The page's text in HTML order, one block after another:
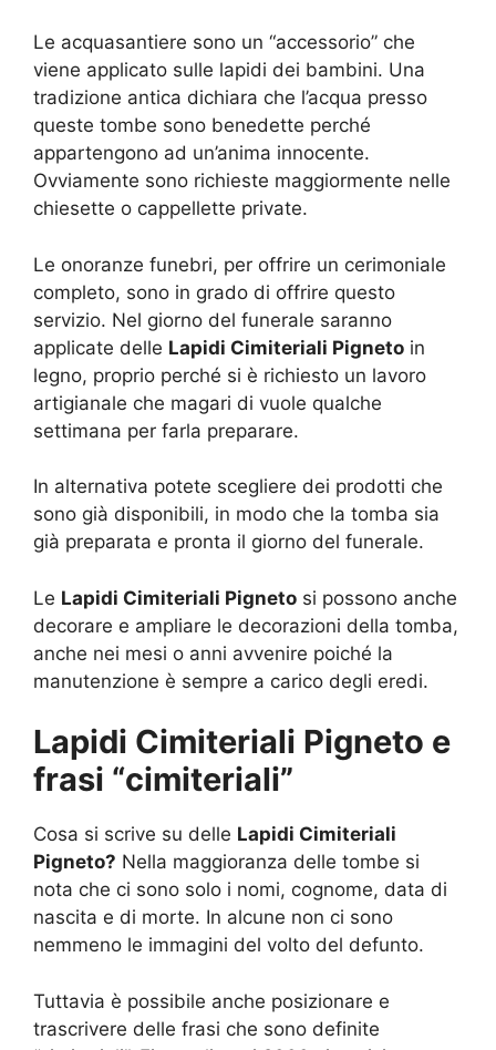
Le acquasantiere sono un “accessorio” che
viene applicato sulle lapidi dei bambini. Una
tradizione antica dichiara che l’acqua presso
queste tombe sono benedette perché
appartengono ad un’anima innocente.
Ovviamente sono richieste maggiormente nelle
chiesette o cappellette private.
Le onoranze funebri, per offrire un cerimoniale
completo, sono in grado di offrire questo
servizio. Nel giorno del funerale saranno
applicate delle Lapidi Cimiteriali Pigneto in
legno, proprio perché si è richiesto un lavoro
artigianale che magari di vuole qualche
settimana per farla preparare.
In alternativa potete scegliere dei prodotti che
sono già disponibili, in modo che la tomba sia
già preparata e pronta il giorno del funerale.
Le Lapidi Cimiteriali Pigneto si possono anche
decorare e ampliare le decorazioni della tomba,
anche nei mesi o anni avvenire poiché la
manutenzione è sempre a carico degli eredi.
Lapidi Cimiteriali Pigneto e
frasi “cimiteriali”
Cosa si scrive su delle Lapidi Cimiteriali
Pigneto? Nella maggioranza delle tombe si
nota che ci sono solo i nomi, cognome, data di
nascita e di morte. In alcune non ci sono
nemmeno le immagini del volto del defunto.
Tuttavia è possibile anche posizionare e
trascrivere delle frasi che sono definite